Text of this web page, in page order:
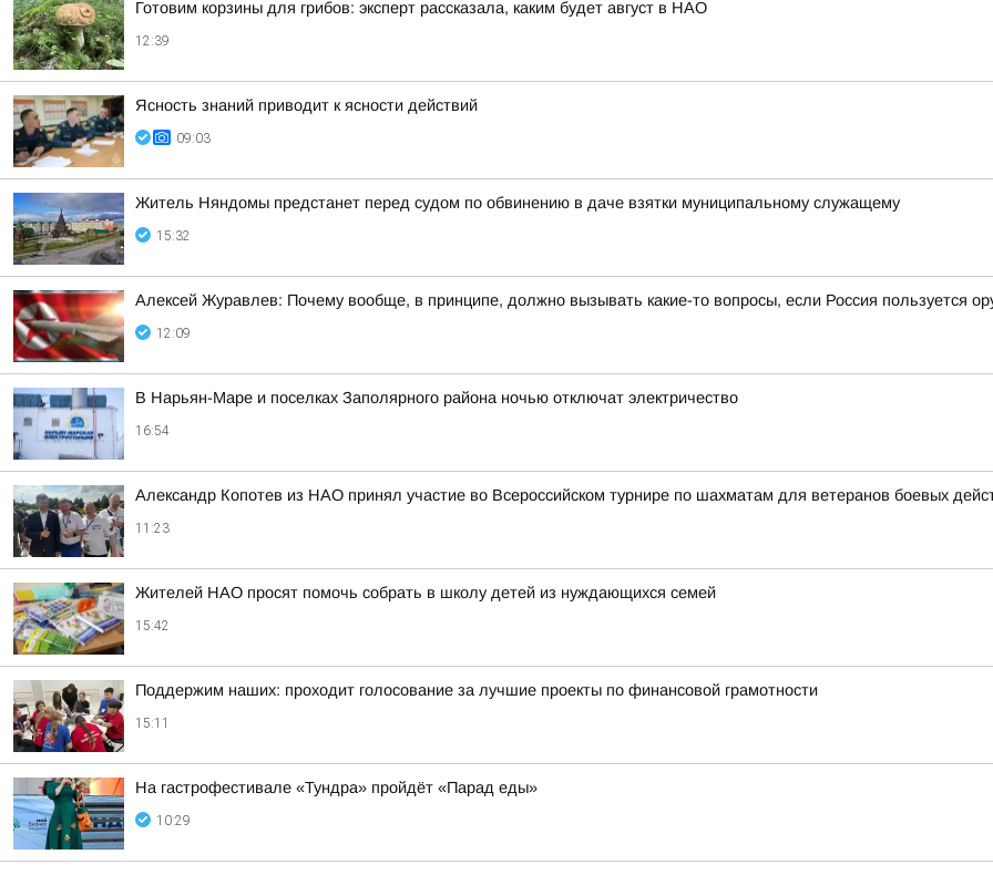
Готовим корзины для грибов: эксперт рассказала, каким будет август в НАО
12:39
Ясность знаний приводит к ясности действий
09:03
Житель Няндомы предстанет перед судом по обвинению в даче взятки муниципальному служащему
15:32
Алексей Журавлев: Почему вообще, в принципе, должно вызывать какие-то вопросы, если Россия пользуется
12:09
В Нарьян-Маре и поселках Заполярного района ночью отключат электричество
16:54
Александр Копотев из НАО принял участие во Всероссийском турнире по шахматам для ветеранов боевых
11:23
Жителей НАО просят помочь собрать в школу детей из нуждающихся семей
15:42
Поддержим наших: проходит голосование за лучшие проекты по финансовой грамотности
15:11
На гастрофестивале «Тундра» пройдёт «Парад еды»
10:29